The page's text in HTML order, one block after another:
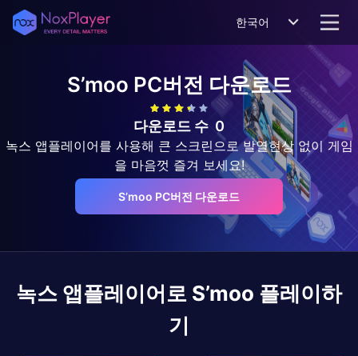
한국어
S’moo PC버전 다운로드
다운로드 수 0
녹스 앱플레이어를 사용해 큰 스크린으로 발열현상 없이 게임
을 마음껏 즐겨 보세요!
S’moo PC버전 다운로드
녹스 앱플레이어로 S’moo 플레이하
기